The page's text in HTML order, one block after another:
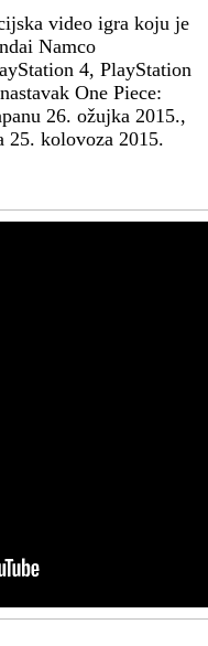
video igra koju je
Namco
4, PlayStation
One Piece:
26. ožujka 2015.,
25. kolovoza 2015.